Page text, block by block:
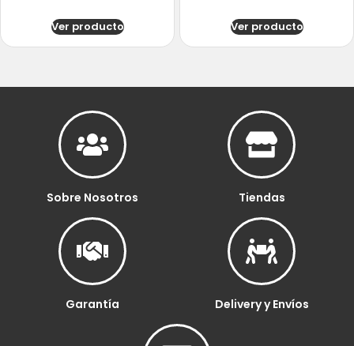
Ver producto Ver producto
Sobre Nosotros Tiendas
Garantía Delivery y Envíos